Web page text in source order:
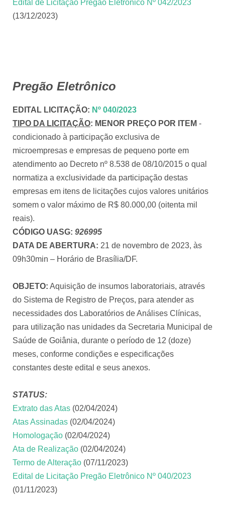
Edital de Licitação Pregão Eletrônico Nº 042/2023
(13/12/2023)
Pregão Eletrônico
EDITAL LICITAÇÃO: Nº 040/2023
TIPO DA LICITAÇÃO: MENOR PREÇO POR ITEM -
condicionado à participação exclusiva de
microempresas e empresas de pequeno porte em
atendimento ao Decreto nº 8.538 de 08/10/2015 o qual
normatiza a exclusividade da participação destas
empresas em itens de licitações cujos valores unitários
somem o valor máximo de R$ 80.000,00 (oitenta mil
reais).
CÓDIGO UASG: 926995
DATA DE ABERTURA: 21 de novembro de 2023, às
09h30min – Horário de Brasília/DF.
OBJETO: Aquisição de insumos laboratoriais, através
do Sistema de Registro de Preços, para atender as
necessidades dos Laboratórios de Análises Clínicas,
para utilização nas unidades da Secretaria Municipal de
Saúde de Goiânia, durante o período de 12 (doze)
meses, conforme condições e especificações
constantes deste edital e seus anexos.
STATUS:
Extrato das Atas (02/04/2024)
Atas Assinadas (02/04/2024)
Homologação (02/04/2024)
Ata de Realização (02/04/2024)
Termo de Alteração (07/11/2023)
Edital de Licitação Pregão Eletrônico Nº 040/2023
(01/11/2023)